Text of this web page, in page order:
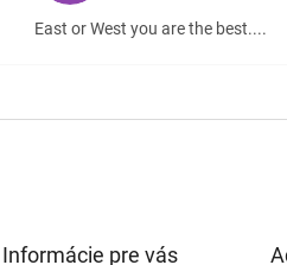
East or West you are the best....
Informácie pre vás